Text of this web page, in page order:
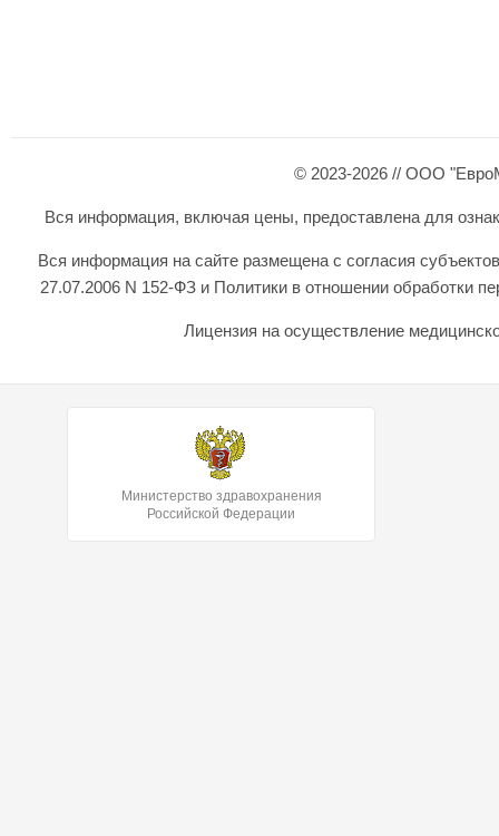
© 2023-2026 // ООО
Вся информация, включая цены, предоставлена для
Вся информация на сайте размещена с согласия
27.07.2006 N 152-ФЗ и Политики в отношении обработки
Лицензия на осуществление
Министерство здравохранения
Российской Федерации